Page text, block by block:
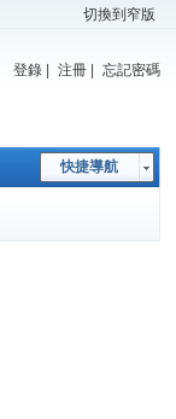
切換到窄版
登錄| 注冊| 忘記密碼
快捷導航